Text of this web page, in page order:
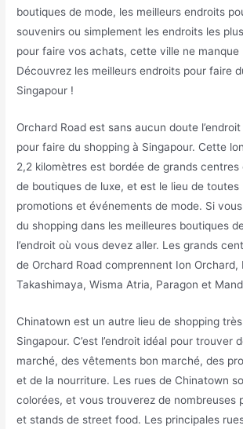
boutiques de mode, les meilleurs endroits
souvenirs ou simplement les endroits les
pour faire vos achats, cette ville ne manque
Découvrez les meilleurs endroits pour faire
Singapour !
Orchard Road est sans aucun doute
pour faire du shopping à Singapour. Cette
2,2 kilomètres est bordée de grands
de boutiques de luxe, et est le lieu de toutes
promotions et événements de mode. Si
du shopping dans les meilleures boutiques
l’endroit où vous devez aller. Les grands
de Orchard Road comprennent Ion Orchard,
Takashimaya, Wisma Atria, Paragon et
Chinatown est un autre lieu de shopping
Singapour. C’est l’endroit idéal pour trouver
marché, des vêtements bon marché, des
et de la nourriture. Les rues de Chinatown
colorées, et vous trouverez de nombreuses
et stands de street food. Les principales